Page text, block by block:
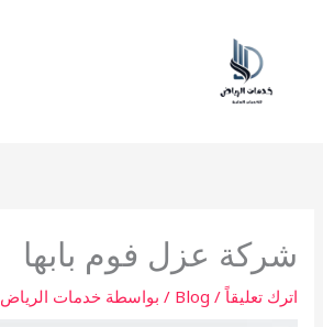
شركة عزل فوم بابها
اترك تعليقاً /
Blog / بواسطة خدمات الرياض